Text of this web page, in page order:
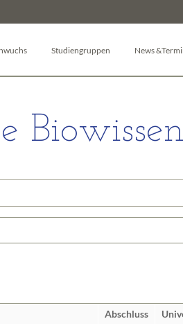
Investigators
Studiengruppen
Pharmakologie und Toxikologie
Biophysikalische Chemie
Glykobiologie
Molekulare Immunologie
News
Abschluss